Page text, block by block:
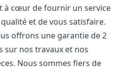
à cœur de fournir un service
et de vous satisfaire.
offrons une garantie de 2
sur nos travaux et nos
Nous sommes fiers de